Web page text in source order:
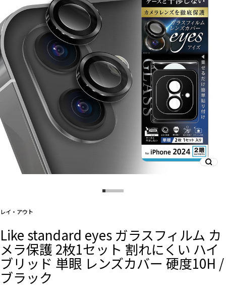
Galaxy
AQUOS
Google
And More
スマホリング/ストラップ/他
会社概要
お知らせ
レイ・アウト
Like standard eyes ガラスフィルム カ
メラ保護 2枚1セット 割れにくい ハイ
ブリッド 単眼 レンズカバー 硬度10H /
ブラック